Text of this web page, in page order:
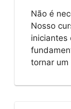
Não é
Nosso
iniciantes
tornar um